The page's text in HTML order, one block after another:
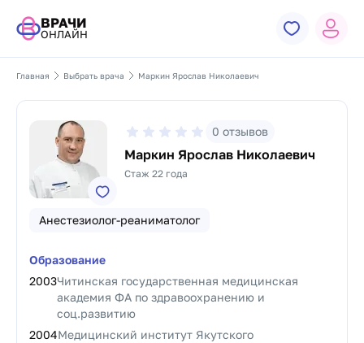
ВРАЧИ
ОНЛАЙН
Главная Выбрать врача Маркин Ярослав Николаевич
0 отзывов
Маркин Ярослав Николаевич
Стаж 22 года
Анестезиолог-реаниматолог
Образование
2003Читинская государственная медицинская
академия ФА по здравоохранению и
соц.развитию
2004Медицинский институт Якутского